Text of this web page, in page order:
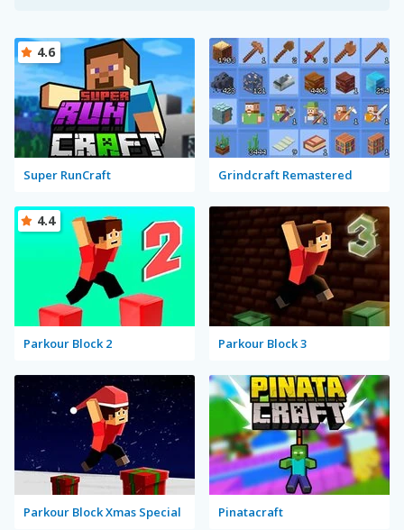
Super RunCraft
4.6
Grindcraft Remastered
Parkour Block 2
4.4
Parkour Block 3
Parkour Block Xmas Special Pinatacraft